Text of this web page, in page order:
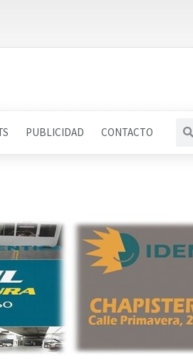
PUBLICIDAD CONTACTO